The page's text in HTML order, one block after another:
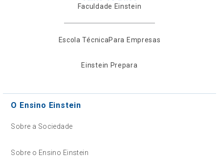
Faculdade Einstein
Escola TécnicaPara Empresas
Einstein Prepara
O Ensino Einstein
Sobre a Sociedade
Sobre o Ensino Einstein